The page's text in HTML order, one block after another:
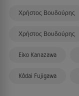
Χρήστος Βουδούρης
Χρήστος Βουδούρης
Eiko Kanazawa
Kôdai Fujigawa